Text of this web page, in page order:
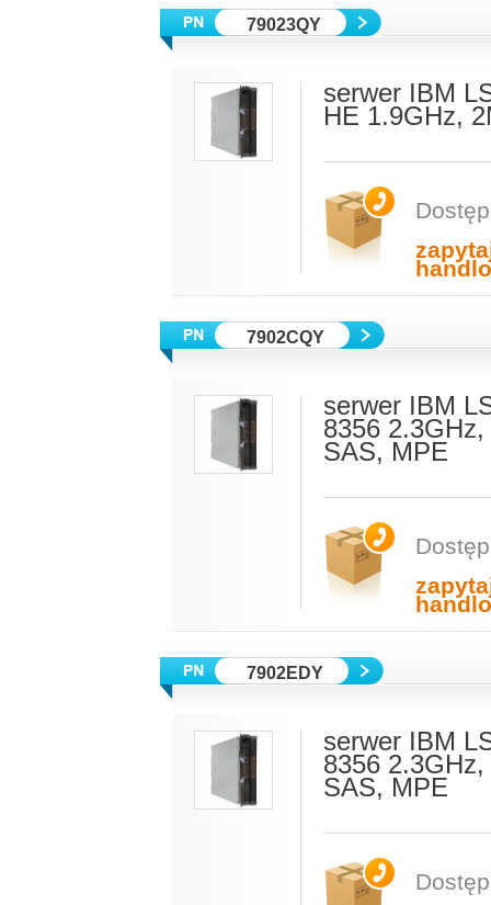
79023QY
serwer IBM
HE 1.9GHz,
7902CQY
serwer IBM
8356
SAS, MPE
7902EDY
serwer IBM
8356
SAS, MPE